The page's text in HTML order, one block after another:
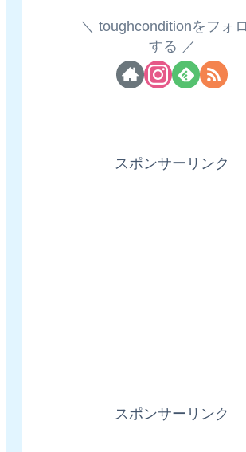
toughconditionをフォ
する
スポンサーリンク
スポンサーリンク